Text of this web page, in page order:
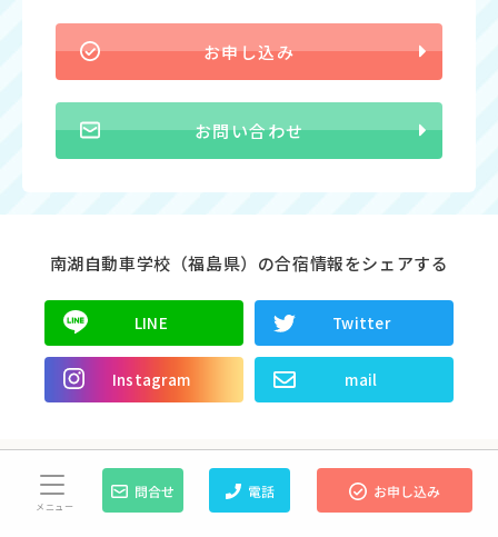
お申し込み
お問い合わせ
南湖自動車学校（福島県）の合宿情報をシェアする
LINE Twitter
Instagram mail
メニュー